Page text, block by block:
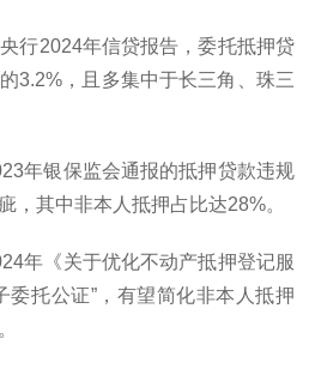
行2024年信贷报告，委托抵押贷
3.2%，且多集中于长三角、珠三
年银保监会通报的抵押贷款违规
，其中非本人抵押占比达28%。
年《关于优化不动产抵押登记服
委托公证”，有望简化非本人抵押